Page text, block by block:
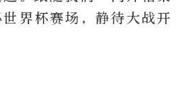
界杯赛场，静待大战开